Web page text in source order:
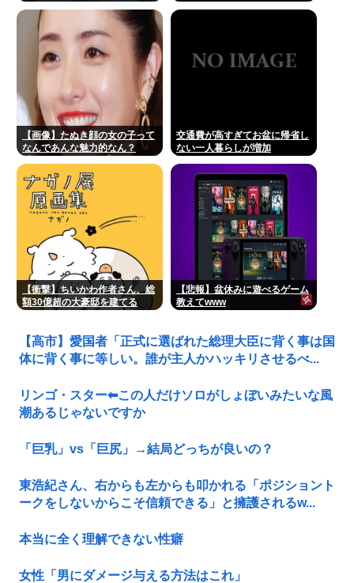
【画像】たぬき顔の女の子って
なんであんな魅力的なん？
交通費が高すぎてお盆に帰省し
ない一人暮らしが増加
【衝撃】ちいかわ作者さん、総
額30億超の大豪邸を建てる
【悲報】盆休みに遊べるゲーム
教えてwww
【高市】愛国者「正式に選ばれた総理大臣に背く事は国
体に背く事に等しい。誰が主人かハッキリさせるべ...
リンゴ・スター⬅︎この人だけソロがしょぼいみたいな風
潮あるじゃないですか
「巨乳」vs「巨尻」→結局どっちが良いの？
東浩紀さん、右からも左からも叩かれる「ポジショント
ークをしないからこそ信頼できる」と擁護されるw...
本当に全く理解できない性癖
女性「男にダメージ与える方法はこれ」